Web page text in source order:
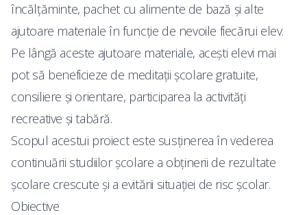
încălţăminte, pachet cu alimente de bază şi alte
ajutoare materiale în funcţie de nevoile fiecărui elev.
Pe lângă aceste ajutoare materiale, aceşti elevi mai
pot să beneficieze de meditaţii şcolare gratuite,
consiliere şi orientare, participarea la activităţi
recreative şi tabără.
Scopul acestui proiect este susţinerea în vederea
continuării studiilor şcolare a obţinerii de rezultate
şcolare crescute şi a evitării situaţiei de risc şcolar.
Obiective